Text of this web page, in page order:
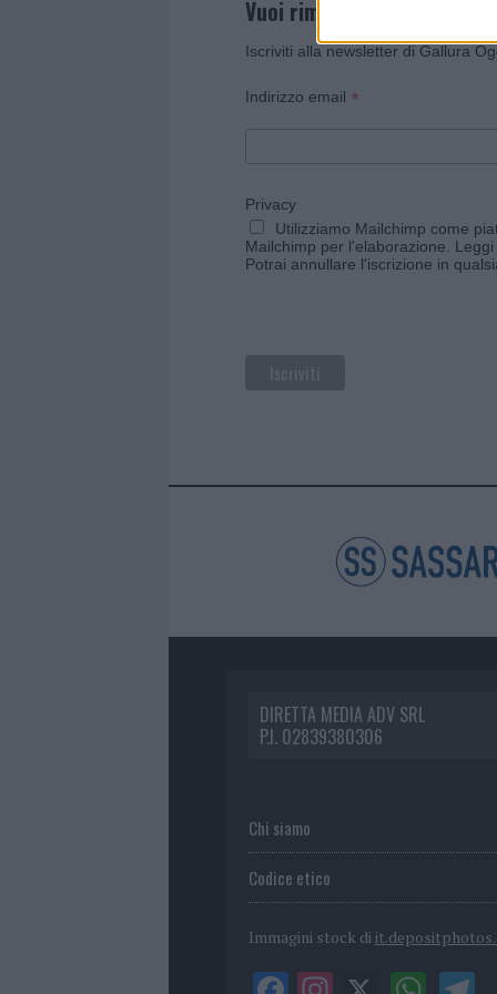
Vuoi rimanere sempre
Iscriviti alla newsletter di Gallura
Indirizzo email *
Privacy
Utilizziamo Mailchimp come
Mailchimp per l'elaborazione.
Potrai annullare l'iscrizione in
DIRETTA MEDIA ADV SRL
P.I. 02839380306
Chi siamo
Codice etico
Immagini stock di